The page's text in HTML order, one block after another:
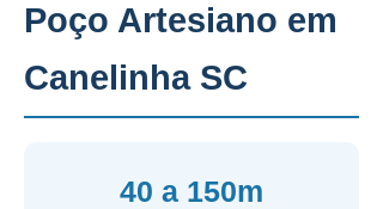
Poço Artesiano em
Canelinha SC
40 a 150m